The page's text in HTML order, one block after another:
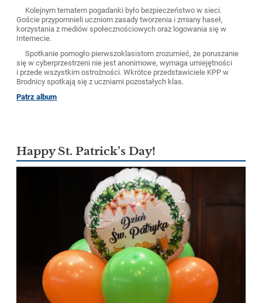
Kolejnym tematem pogadanki było bezpieczeństwo w sieci.
Goście przypomnieli uczniom zasady tworzenia i zmiany haseł,
korzystania z mediów społecznościowych oraz logowania się w
Internecie.
Spotkanie pomogło pierwszoklasistom zrozumieć, że poruszanie
się w cyberprzestrzeni nie jest anonimowe, wymaga umiejętności
i przede wszystkim ostrożności. Wkrótce przedstawiciele KPP w
Brodnicy spotkają się z uczniami pozostałych klas.
Patrz album
Happy St. Patrick’s Day!